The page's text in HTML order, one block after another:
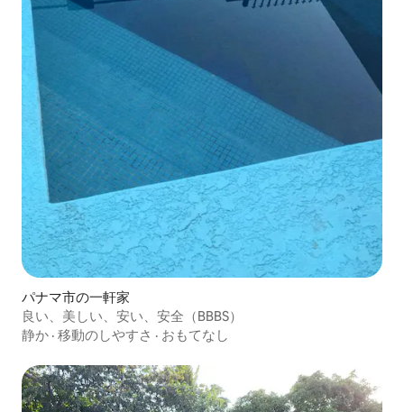
パナマ市の一軒家
良い、美しい、安い、安全（BBBS）
静か · 移動のしやすさ · おもてなし